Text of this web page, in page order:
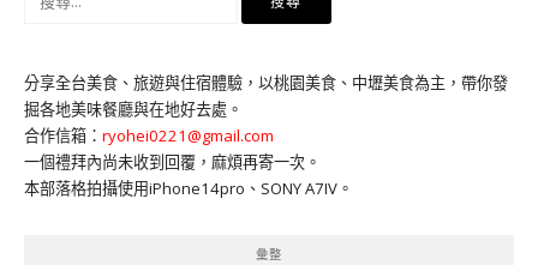
鍵
字:
分享全台美食、旅遊與住宿體驗，以桃園美食、中壢美食為主，帶你發
掘各地美味餐廳與在地好去處。
合作信箱： ryohei0221@gmail.com
一個禮拜內尚未收到回覆，麻煩再寄一次。
本部落格拍攝使用iPhone14pro、SONY A7IV。
彙整